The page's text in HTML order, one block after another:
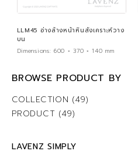
LLM45 อ่างล้างหน้าหินสังเคราะห์วาง
บน
Dimensions:600 × 370 × 140 mm
BROWSE PRODUCT BY
COLLECTION (49)
PRODUCT (49)
LAVENZ SIMPLY